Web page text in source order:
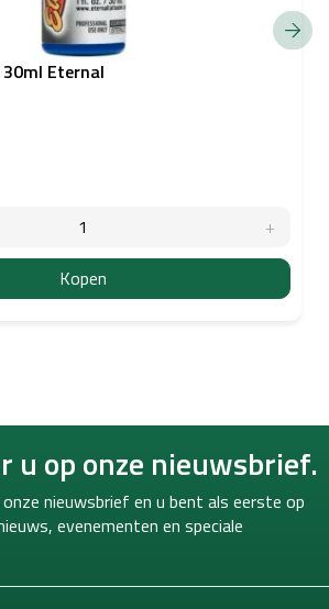
30ml Eternal
Kopen
u op onze nieuwsbrief.
nieuwsbrief en u bent als eerste op
evenementen en speciale